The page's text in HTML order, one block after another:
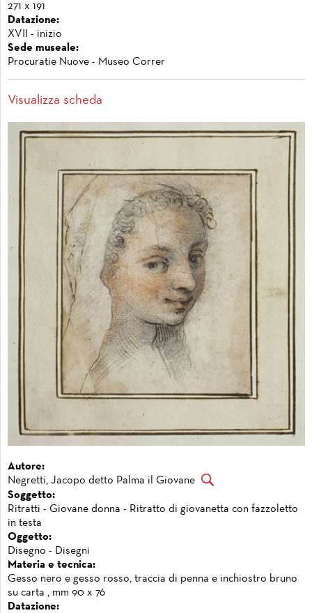
271 x 191
Datazione:
XVII - inizio
Sede museale:
Procuratie Nuove - Museo Correr
Visualizza scheda
Autore:
Negretti, Jacopo detto Palma il Giovane
Soggetto:
Ritratti - Giovane donna - Ritratto di giovanetta con fazzoletto
in testa
Oggetto:
Disegno - Disegni
Materia e tecnica:
Gesso nero e gesso rosso, traccia di penna e inchiostro bruno
su carta , mm 90 x 76
Datazione: